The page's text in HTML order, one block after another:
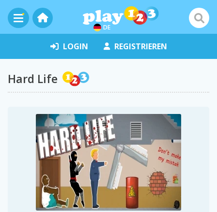
DE
LOGIN REGISTRIEREN
Hard Life